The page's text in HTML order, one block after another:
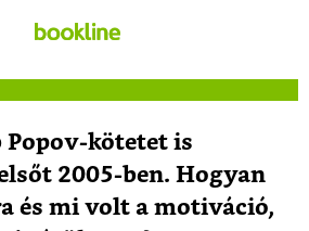
Popov-kötetet is
2005-ben. Hogyan
és mi volt a motiváció,